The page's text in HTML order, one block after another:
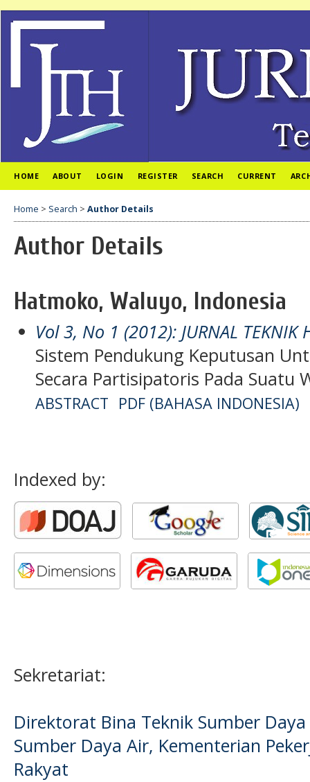
HOME ABOUT LOGIN REGISTER SEARCH CURRENT
Home > Search > Author Details
Author Details
Hatmoko, Waluyo, Indonesia
Vol 3, No 1 (2012): JURNAL TEKNIK
Sistem Pendukung Keputusan
Secara Partisipatoris Pada Suatu
ABSTRACT PDF (BAHASA INDONESIA)
Indexed by:
Sekretariat:
Direktorat Bina Teknik Sumber
Sumber Daya Air, Kementerian
Rakyat